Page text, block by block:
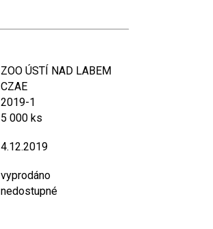
ZOO ÚSTÍ NAD LABEM
CZAE
2019-1
5 000 ks
4.12.2019
vyprodáno
nedostupné